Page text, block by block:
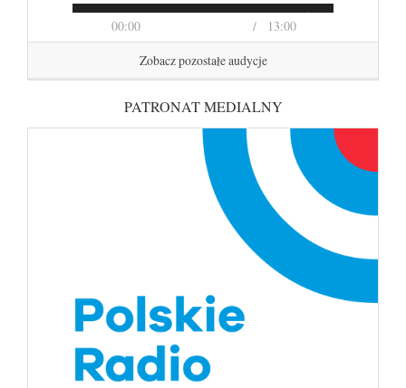
00:00 13:00
Zobacz pozostałe audycje
PATRONAT MEDIALNY